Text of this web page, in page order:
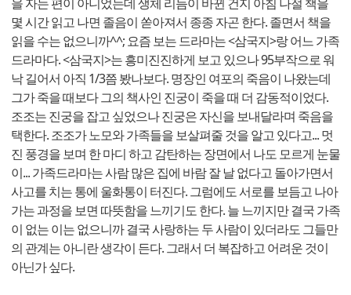
을 자는 편이 아니었는데 생체 리듬이 바뀐 건지 아침 나절 책을
몇 시간 읽고 나면 졸음이 쏟아져서 종종 자곤 한다. 졸면서 책을
읽을 수는 없으니까^^; 요즘 보는 드라마는 <삼국지>랑 어느 가족
드라마다. <삼국지>는 흥미진진하게 보고 있으나 95부작으로 워
낙 길어서 아직 1/3쯤 봤나보다. 명장인 여포의 죽음이 나왔는데
그가 죽을 때보다 그의 책사인 진궁이 죽을 때 더 감동적이었다.
조조는 진궁을 잡고 싶었으나 진궁은 자신을 보내달라며 죽음을
택한다. 조조가 노모와 가족들을 보살펴줄 것을 알고 있다고... 멋
진 풍경을 보며 한 마디 하고 감탄하는 장면에서 나도 모르게 눈물
이... 가족드라마는 사람 많은 집에 바람 잘 날 없다고 돌아가면서
사고를 치는 통에 울화통이 터진다. 그럼에도 서로를 보듬고 나아
가는 과정을 보면 따뜻함을 느끼기도 한다. 늘 느끼지만 결국 가족
이 없는 이는 없으니까 결국 사랑하는 두 사람이 있더라도 그들만
의 관계는 아니란 생각이 든다. 그래서 더 복잡하고 어려운 것이
아닌가 싶다.